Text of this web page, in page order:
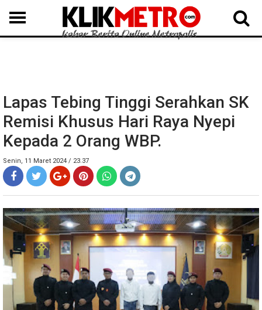
MEDAN LANGKAT DAIRI SAMOSIR TAPUT BATUBARA DELISERDANG
Lapas Tebing Tinggi Serahkan SK
Remisi Khusus Hari Raya Nyepi
Kepada 2 Orang WBP.
Senin, 11 Maret 2024 / 23.37